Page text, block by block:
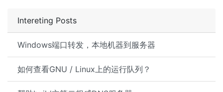
Intereting Posts
Windows端口转发，本地机器到服务器
如何查看GNU / Linux上的运行队列？